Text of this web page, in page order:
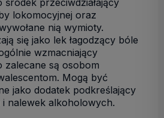
środek przeciwdziałający
lokomocyjnej oraz
nią wymioty.
się jako lek łagodzący bóle
wzmacniający
zalecane są osobom
Mogą być
jako dodatek podkreślający
nalewek alkoholowych.